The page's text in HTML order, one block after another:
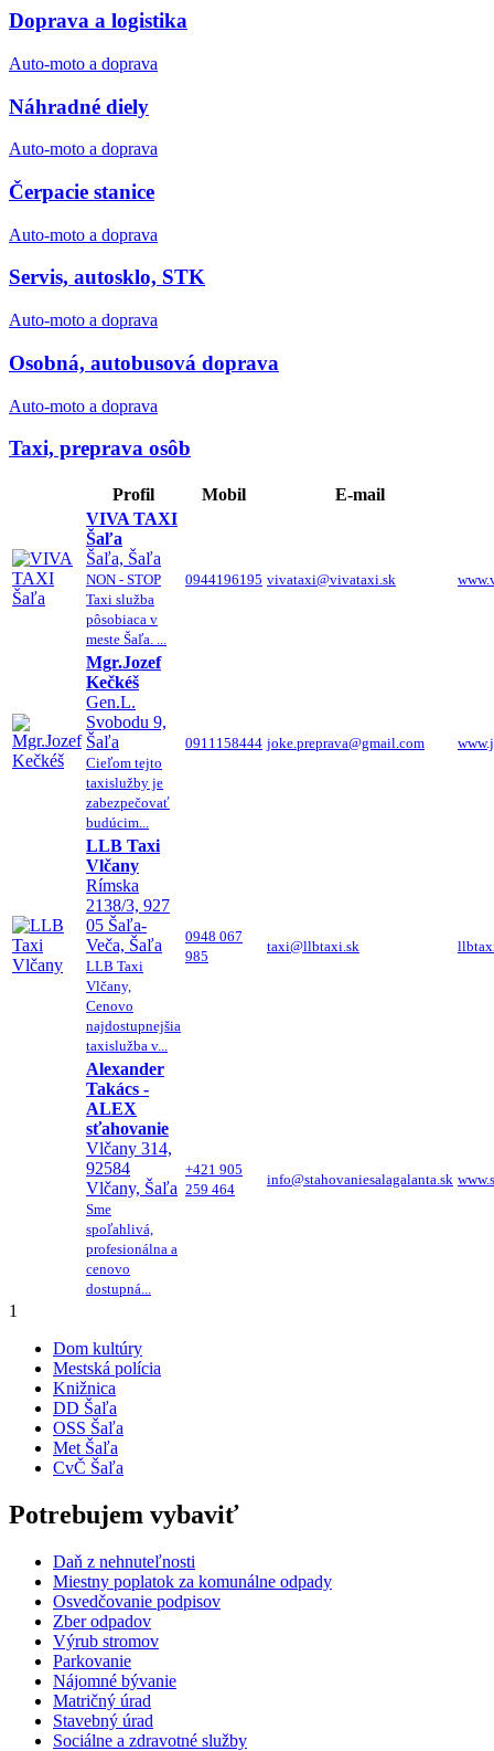
Doprava a logistika
Auto-moto a doprava
Náhradné diely
Auto-moto a doprava
Čerpacie stanice
Auto-moto a doprava
Servis, autosklo, STK
Auto-moto a doprava
Osobná, autobusová doprava
Auto-moto a doprava
Taxi, preprava osôb
Profil Mobil
E-mail
VIVA TAXI
Šaľa
Šaľa, Šaľa
NON - STOP
Taxi služba
pôsobiaca v
meste Šaľa. ...
0944196195 vivataxi@vivataxi.sk
Mgr.Jozef
Kečkéš
Gen.L.
Svobodu 9,
Šaľa
Cieľom tejto
taxislužby je
zabezpečovať
budúcim...
0911158444 joke.preprava@gmail.com
LLB Taxi
Vlčany
Rímska
2138/3, 927
05 Šaľa-
Veča, Šaľa
LLB Taxi
Vlčany,
Cenovo
najdostupnejšia
taxislužba v...
0948 067
985
taxi@llbtaxi.sk
Alexander
Takács -
ALEX
sťahovanie
Vlčany 314,
92584
Vlčany, Šaľa
Sme
spoľahlivá,
profesionálna a
cenovo
dostupná...
+421 905
259 464
info@stahovaniesalagalanta.sk
1
Dom kultúry
Mestská polícia
Knižnica
DD Šaľa
OSS Šaľa
Met Šaľa
CvČ Šaľa
Potrebujem vybaviť
Daň z nehnuteľnosti
Miestny poplatok za komunálne odpady
Osvedčovanie podpisov
Zber odpadov
Výrub stromov
Parkovanie
Nájomné bývanie
Matričný úrad
Stavebný úrad
Sociálne a zdravotné služby